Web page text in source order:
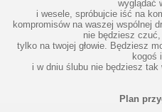
wyglądać
i wesele, spróbujcie iść na
kompromisów na waszej wspólnej
nie będziesz
tylko na twojej głowie. Będziesz
kogoś
i w dniu ślubu nie będziesz
Plan